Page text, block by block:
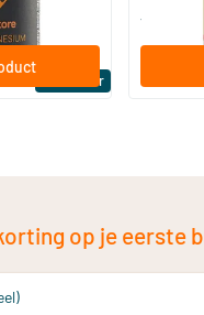
Bestseller
vanaf
op je